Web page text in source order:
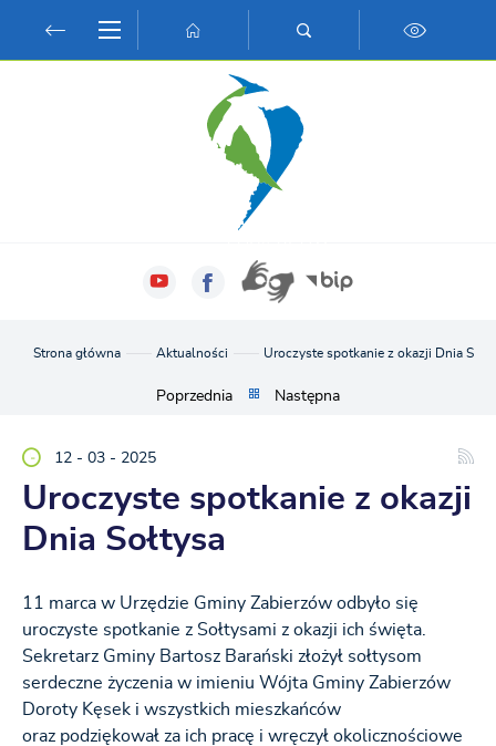
Przejdź do wyszukiwarki.
Przejdź do ustawień wielkości czcionki.
Włącz wersję kontrastową strony.
Strona główna Aktualności Uroczyste spotkanie z okazji Dnia
Poprzednia Następna
12 - 03 - 2025
Uroczyste spotkanie z okazji
Dnia Sołtysa
11 marca w Urzędzie Gminy Zabierzów odbyło się
uroczyste spotkanie z Sołtysami z okazji ich święta.
Sekretarz Gminy Bartosz Barański złożył sołtysom
serdeczne życzenia w imieniu Wójta Gminy Zabierzów
Doroty Kęsek i wszystkich mieszkańców
oraz podziękował za ich pracę i wręczył okolicznościowe